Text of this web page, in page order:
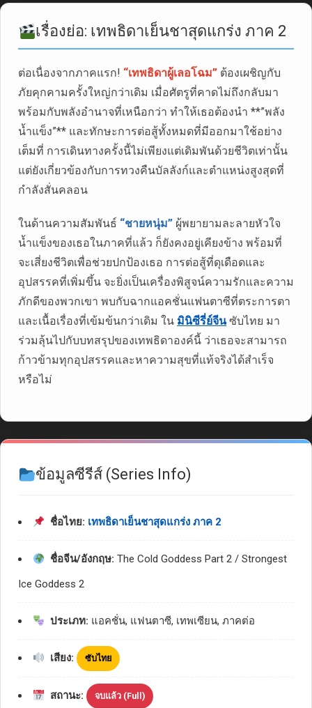
เรื่องย่อ: เทพธิดาเย็นชาสุดแกร่ง ภาค 2
ต่อเนื่องจากภาคแรก! “เทพธิดาผู้เลอโฉม” ต้องเผชิญกับ
ภัยคุกคามครั้งใหญ่กว่าเดิม เมื่อศัตรูที่คาดไม่ถึงกลับมา
พร้อมกับพลังอำนาจที่เหนือกว่า ทำให้เธอต้องนำ **”พลัง
น้ำแข็ง”** และทักษะการต่อสู้ทั้งหมดที่มีออกมาใช้อย่าง
เต็มที่ การเดินทางครั้งนี้ไม่เพียงแต่เดิมพันด้วยชีวิตเท่านั้น
แต่ยังเกี่ยวข้องกับการทวงคืนบัลลังก์และตำแหน่งสูงสุดที่
กำลังสั่นคลอน
ในด้านความสัมพันธ์ “ชายหนุ่ม” ผู้พยายามละลายหัวใจ
น้ำแข็งของเธอในภาคที่แล้ว ก็ยังคงอยู่เคียงข้าง พร้อมที่
จะเสี่ยงชีวิตเพื่อช่วยปกป้องเธอ การต่อสู้ที่ดุเดือดและ
อุปสรรคที่เพิ่มขึ้น จะยิ่งเป็นเครื่องพิสูจน์ความรักและความ
ภักดีของพวกเขา พบกับฉากแอคชั่นแฟนตาซีที่ตระการตา
และเนื้อเรื่องที่เข้มข้นกว่าเดิม ใน มินิซีรี่ย์จีนซับไทย มา
ร่วมลุ้นไปกับบทสรุปของเทพธิดาองค์นี้ ว่าเธอจะสามารถ
ก้าวข้ามทุกอุปสรรคและหาความสุขที่แท้จริงได้สำเร็จ
หรือไม่
ข้อมูลซีรีส์ (Series Info)
ชื่อไทย: เทพธิดาเย็นชาสุดแกร่ง ภาค 2
ชื่อจีน/อังกฤษ: The Cold Goddess Part 2 / Strongest
Ice Goddess 2
ประเภท: แอคชั่น, แฟนตาซี, เทพเซียน, ภาคต่อ
เสียง: ซับไทย
สถานะ: จบแล้ว (Full)